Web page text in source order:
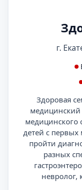
г.
Здоровая
медицинский
медицинского
детей с
пройти
разных
невролог,